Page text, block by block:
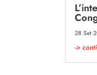
28 Set
->